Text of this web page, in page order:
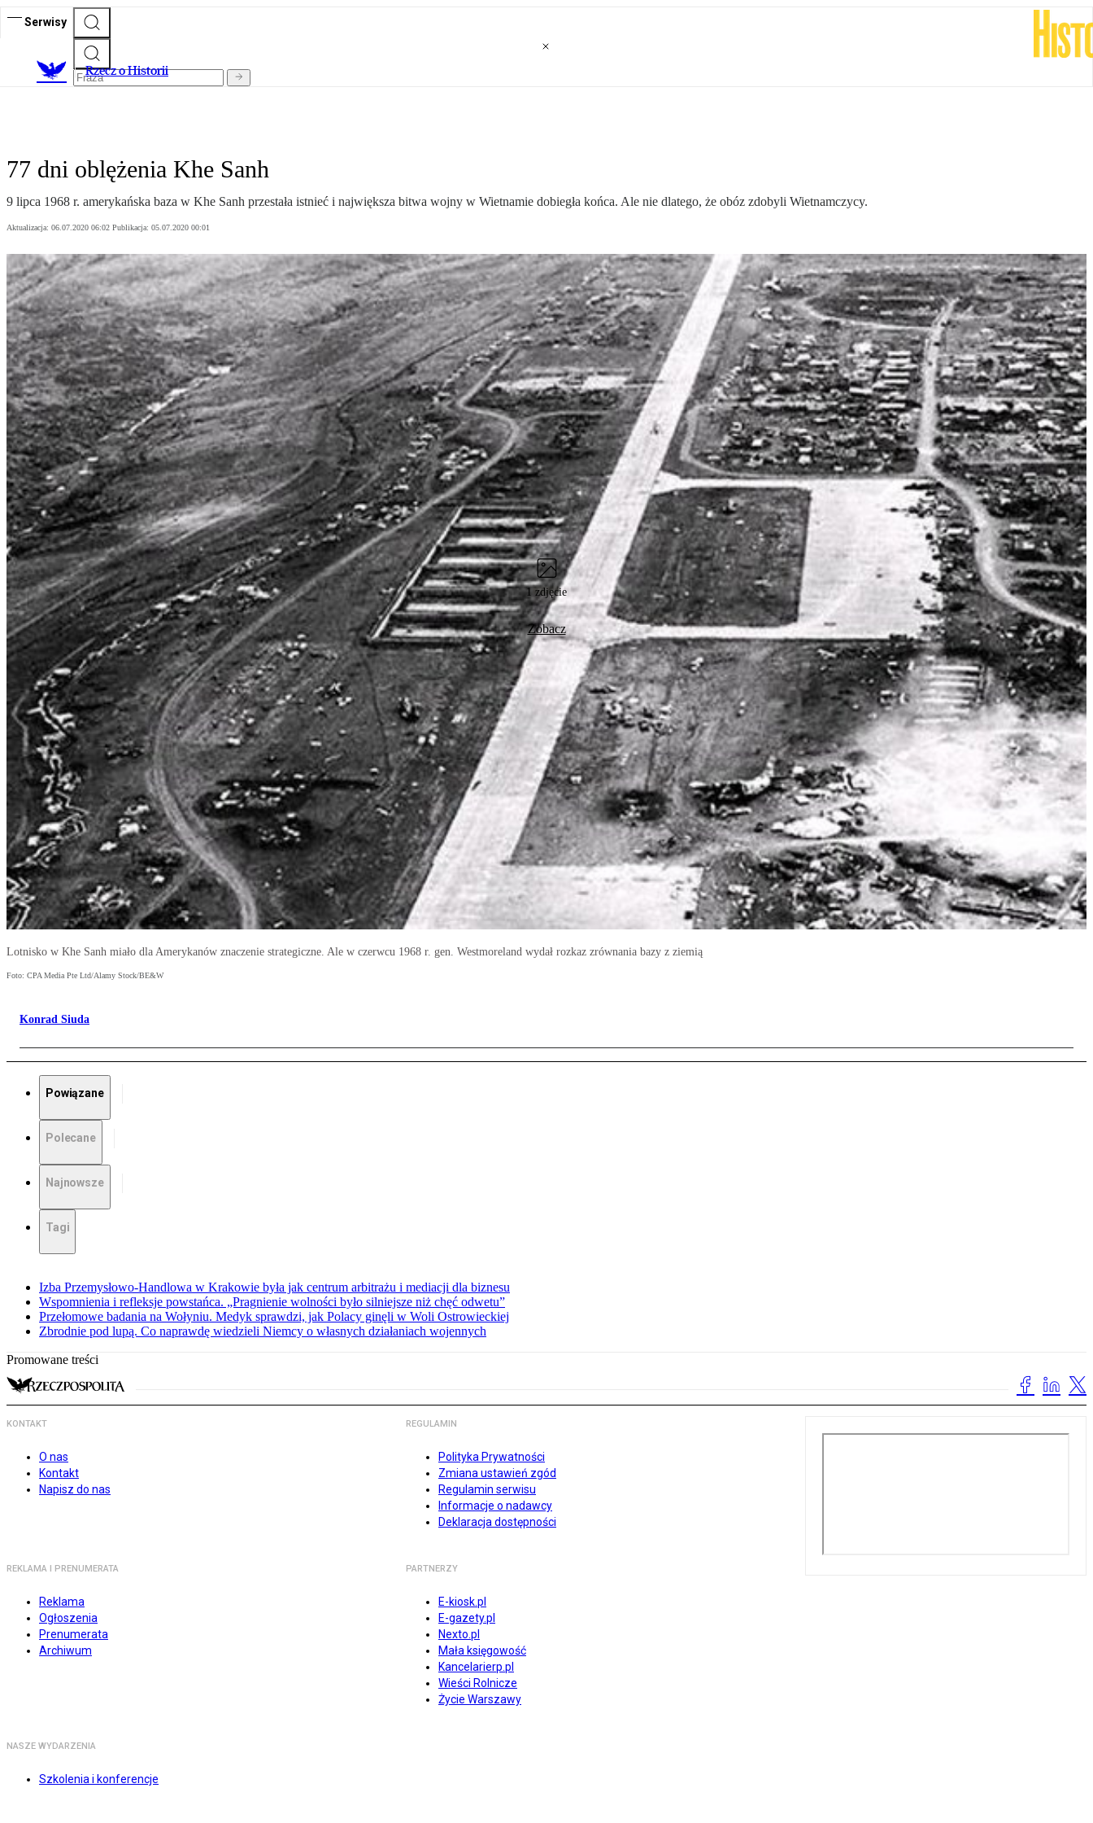
Serwisy
Rzecz o Historii
77 dni oblężenia Khe Sanh
9 lipca 1968 r. amerykańska baza w Khe Sanh przestała istnieć i największa bitwa wojny w Wietnamie dobiegła końca. Ale nie dlatego, że obóz zdobyli Wietnamczycy.
Aktualizacja: 06.07.2020 06:02 Publikacja: 05.07.2020 00:01
1 zdjęcie
Zobacz
Lotnisko w Khe Sanh miało dla Amerykanów znaczenie strategiczne. Ale w czerwcu 1968 r. gen. Westmoreland wydał rozkaz zrównania bazy z ziemią
Foto: CPA Media Pte Ltd/Alamy Stock/BE&W
Konrad Siuda
Powiązane
Polecane
Najnowsze
Tagi
Izba Przemysłowo-Handlowa w Krakowie była jak centrum arbitrażu i mediacji dla biznesu
Wspomnienia i refleksje powstańca. „Pragnienie wolności było silniejsze niż chęć odwetu”
Przełomowe badania na Wołyniu. Medyk sprawdzi, jak Polacy ginęli w Woli Ostrowieckiej
Zbrodnie pod lupą. Co naprawdę wiedzieli Niemcy o własnych działaniach wojennych
Promowane treści
KONTAKT
O nas
Kontakt
Napisz do nas
REGULAMIN
Polityka Prywatności
Zmiana ustawień zgód
Regulamin serwisu
Informacje o nadawcy
Deklaracja dostępności
REKLAMA I PRENUMERATA
Reklama
Ogłoszenia
Prenumerata
Archiwum
PARTNERZY
E-kiosk.pl
E-gazety.pl
Nexto.pl
Mała księgowość
Kancelarierp.pl
Wieści Rolnicze
Życie Warszawy
NASZE WYDARZENIA
Szkolenia i konferencje